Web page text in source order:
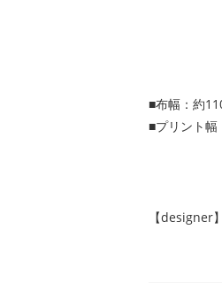
■布幅：約
■プリント幅
【designer】